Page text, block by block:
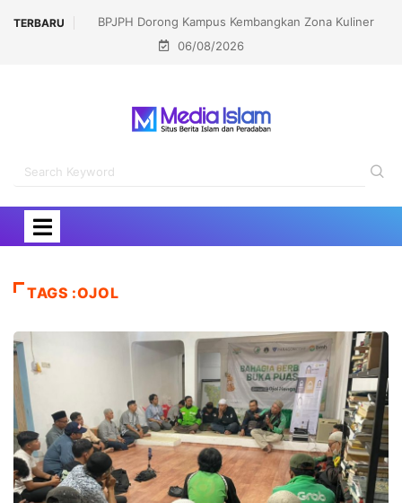
TERBARU
LPPOM Ajak Pelaku Usaha Segera Urus Sertifikasi
Halal
06/08/2026
TAGS :OJOL